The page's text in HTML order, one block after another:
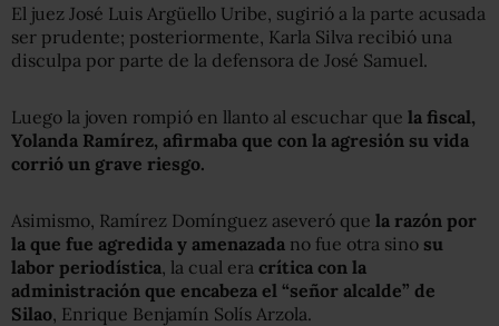
El juez José Luis Argüello Uribe, sugirió a la parte acusada
ser prudente; posteriormente, Karla Silva recibió una
disculpa por parte de la defensora de José Samuel.
Luego la joven rompió en llanto al escuchar que la fiscal,
Yolanda Ramírez, afirmaba que con la agresión su vida
corrió un grave riesgo.
Asimismo, Ramírez Domínguez aseveró que la razón por
la que fue agredida y amenazada no fue otra sino su
labor periodística , la cual era crítica con la
administración que encabeza el “señor alcalde” de
Silao , Enrique Benjamín Solís Arzola.